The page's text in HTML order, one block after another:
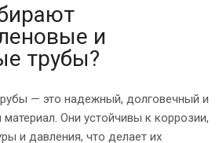
и
трубы?
— это надежный, долговечный и
Они устойчивы к коррозии,
и давления, что делает их